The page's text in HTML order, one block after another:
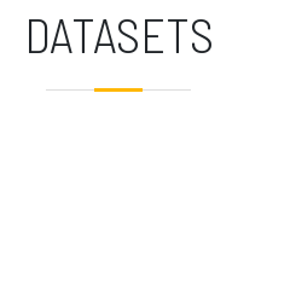
DATASETS